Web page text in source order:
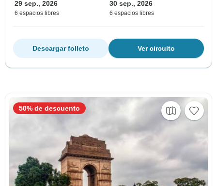
29 sep., 2026
6 espacios libres
30 sep., 2026
6 espacios libres
Ver circuito
Descargar folleto
50% de descuento